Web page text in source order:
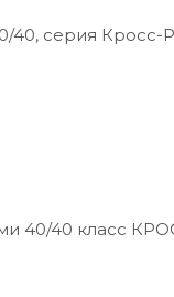
серия Кросс-
40/40 класс